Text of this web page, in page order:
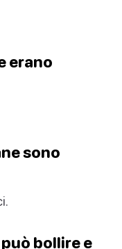
erano
sono
può bollire e